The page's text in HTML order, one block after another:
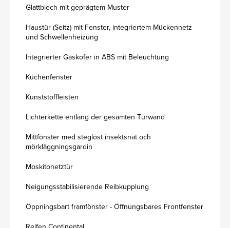
Glattblech mit geprägtem Muster
Haustür (Seitz) mit Fenster, integriertem Mückennetz
und Schwellenheizung
Integrierter Gaskofer in ABS mit Beleuchtung
Küchenfenster
Kunststoffleisten
Lichterkette entlang der gesamten Türwand
Mittfönster med steglöst insektsnät och
mörkläggningsgardin
Moskitonetztür
Neigungsstabilisierende Reibkupplung
Öppningsbart framfönster - Öffnungsbares Frontfenster